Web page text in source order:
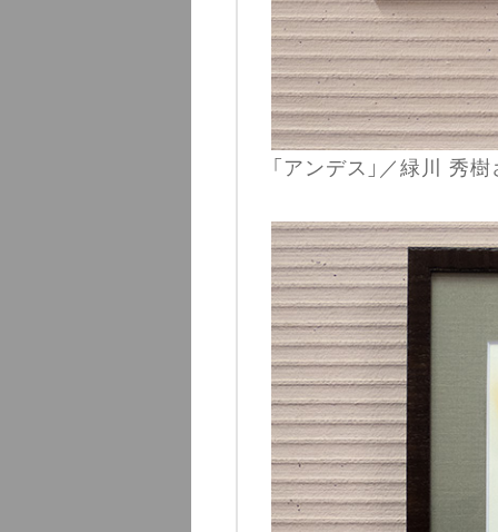
「アンデス」／緑川 秀